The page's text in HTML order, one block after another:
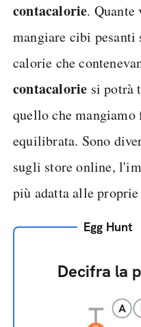
contacalorie. Quante
mangiare cibi pesanti
calorie che
contacalorie si potrà
quello che mangiamo
equilibrata. Sono
sugli store online,
più adatta alle proprie
Egg Hunt
Decifra la